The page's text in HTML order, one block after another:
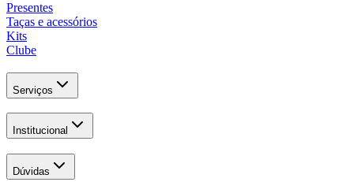
Presentes
Taças e acessórios
Kits
Clube
Serviços
Institucional
Dúvidas